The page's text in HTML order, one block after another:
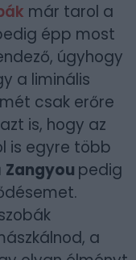
már tarol a
épp most
úgyhogy
a liminális
csak erőre
is, hogy az
is egyre több
Zangyou pedig
a